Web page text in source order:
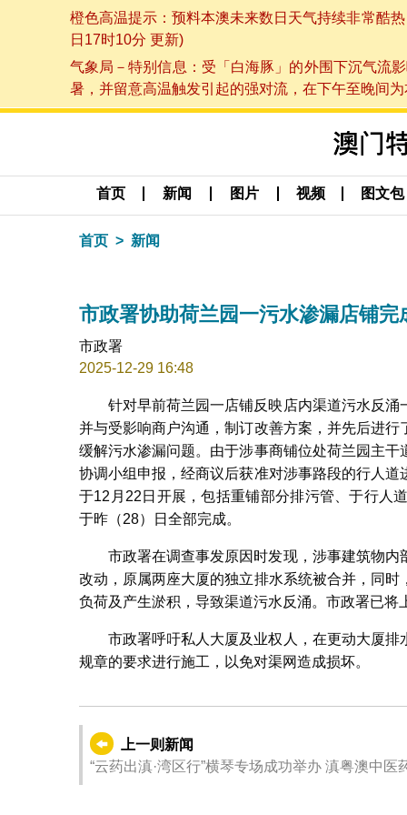
橙色高温提示：预料本澳未来数日天气持续非常酷
日17时10分 更新)
气象局－特别信息：受「白海豚」的外围下沉气流
暑，并留意高温触发引起的强对流，在下午至晚间
首页 新闻 图片 视频 图文包
首页 新闻
市政署协助荷兰园一污水渗漏店铺完
市政署
2025-12-29 16:48
针对早前荷兰园一店铺反映店内渠道污水反
并与受影响商户沟通，制订改善方案，并先后进
缓解污水渗漏问题。由于涉事商铺位处荷兰园主
协调小组申报，经商议后获准对涉事路段的行人
于12月22日开展，包括重铺部分排污管、于行人
于昨（28）日全部完成。
市政署在调查事发原因时发现，涉事建筑物
改动，原属两座大厦的独立排水系统被合并，同
负荷及产生淤积，导致渠道污水反涌。市政署已
市政署呼吁私人大厦及业权人，在更动大厦
规章的要求进行施工，以免对渠网造成损坏。
上一则新闻
“云药出滇·湾区行”横琴专场成功举办 滇粤澳中